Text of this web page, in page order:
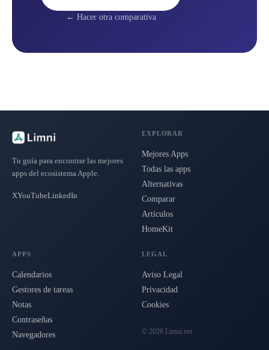
← Hacer otra comparativa
Tu guía para encontrar las mejores
apps del ecosistema Apple.
XYouTubeLinkedIn
EXPLORAR
Mejores Apps
Todas las apps
Alternativas
Comparar
Artículos
HomeKit
APPS
Calendarios
Gestores de tareas
Notas
Contraseñas
Navegadores
LEGAL
Aviso Legal
Privacidad
Cookies
© 2026 Limni.net